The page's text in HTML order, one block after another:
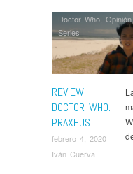
REVIEW
DOCTOR WHO:
PRAXEUS
febrero 4, 2020
Iván Cuerva
Doctor Who, Opinión,
Series